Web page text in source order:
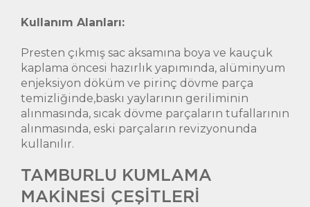
Kullanım Alanları:
Presten çıkmış sac aksamına boya ve kauçuk
kaplama öncesi hazırlık yapımında, alüminyum
enjeksiyon döküm ve pirinç dövme parça
temizliğinde,baskı yaylarının geriliminin
alınmasında, sıcak dövme parçaların tufallarının
alınmasında, eski parçaların revizyonunda
kullanılır.
TAMBURLU KUMLAMA
MAKİNESİ ÇEŞİTLERİ